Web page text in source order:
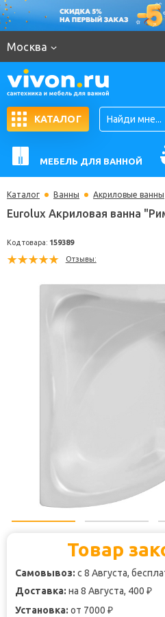
Москва
КАТАЛОГ
МЕБЕЛЬ ДЛЯ ВАННОЙ
Каталог Ванны Акриловые ванны
Товар
Самовывоз: с 8 Августа,
Доставка: на 8 Августа, 400 ₽
Установка: от 7000 ₽
Eurolux Акриловая ванна